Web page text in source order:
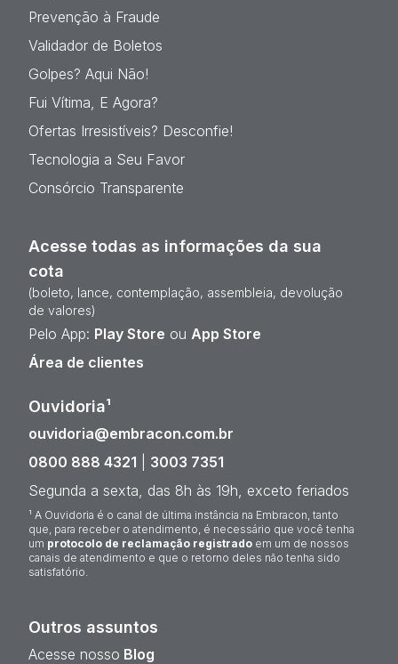
Prevenção à Fraude
Validador de Boletos
Golpes? Aqui Não!
Fui Vítima, E Agora?
Ofertas Irresistíveis? Desconfie!
Tecnologia a Seu Favor
Consórcio Transparente
Acesse todas as informações da sua
cota
(boleto, lance, contemplação, assembleia, devolução
de valores)
Pelo App: Play Store ou App Store
Área de clientes
Ouvidoria¹
ouvidoria@embracon.com.br
0800 888 4321
3003 7351
Segunda a sexta, das 8h às 19h, exceto feriados
¹ A Ouvidoria é o canal de última instância na Embracon, tanto
que, para receber o atendimento, é necessário que você tenha
um protocolo de reclamação registrado em um de nossos
canais de atendimento e que o retorno deles não tenha sido
satisfatório.
Outros assuntos
Acesse nosso Blog